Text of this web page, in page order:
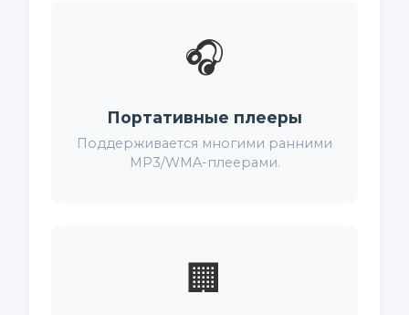
🎧
Портативные плееры
Поддерживается многими ранними
MP3/WMA-плеерами.
🏢